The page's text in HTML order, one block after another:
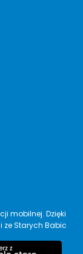
mobilnej. Dzięki
ze Starych Babic